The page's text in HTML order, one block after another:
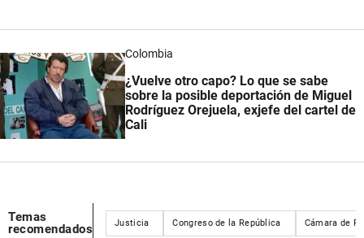
Colombia
¿Vuelve otro capo? Lo que se sabe
sobre la posible deportación de Miguel
Rodríguez Orejuela, exjefe del cartel de
Cali
Temas
recomendados
Justicia Congreso de la República Cámara de